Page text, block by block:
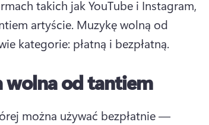
takich jak YouTube i Instagram,
artyście. Muzykę wolną od
kategorie: płatną i bezpłatną.
wolna od tantiem
można używać bezpłatnie —